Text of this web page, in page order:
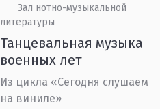
Зал нотно-музыкальной
литературы
Танцевальная музыка
военных лет
Из цикла «Сегодня слушаем
на виниле»